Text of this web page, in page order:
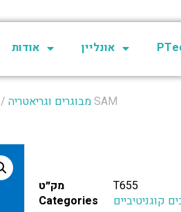
אודות אונליין
מבוגרים וגריאטריה / / פעילו"ז – ערכה לפעילויות קוגניטיביות תפקודיות SAM
מק״ט
T655
Categories
קוגניטיביים